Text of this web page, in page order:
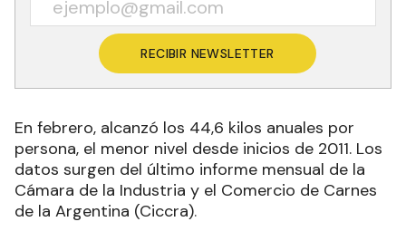
RECIBIR NEWSLETTER
En febrero, alcanzó los 44,6 kilos anuales por
persona, el menor nivel desde inicios de 2011. Los
datos surgen del último informe mensual de la
Cámara de la Industria y el Comercio de Carnes
de la Argentina (Ciccra).